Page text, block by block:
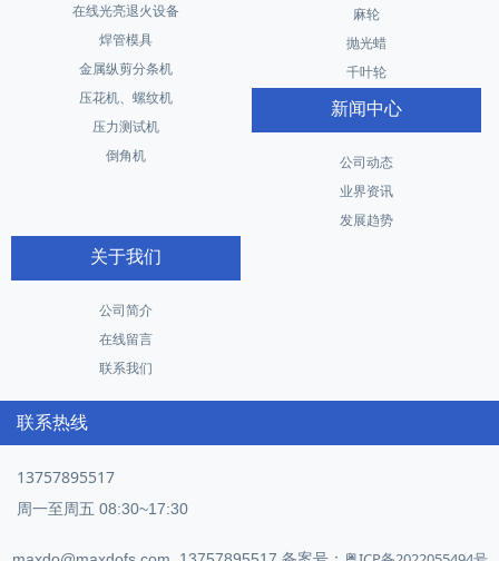
在线光亮退火设备
焊管模具
金属纵剪分条机
压花机、螺纹机
压力测试机
倒角机
麻轮
抛光蜡
千叶轮
新闻中心
公司动态
业界资讯
发展趋势
关于我们
公司简介
在线留言
联系我们
联系热线
13757895517
周一至周五 08:30~17:30